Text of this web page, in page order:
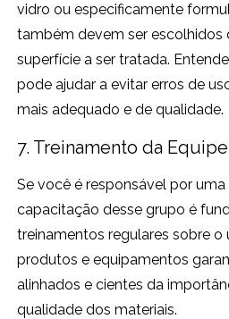
vidro ou especificamente
também devem ser escolhidos
superfície a ser tratada.
pode ajudar a evitar erros de
mais adequado e de qualidade.
7. Treinamento da
Se você é responsável por
capacitação desse grupo é
treinamentos regulares sobre o
produtos e equipamentos
alinhados e cientes da
qualidade dos materiais.